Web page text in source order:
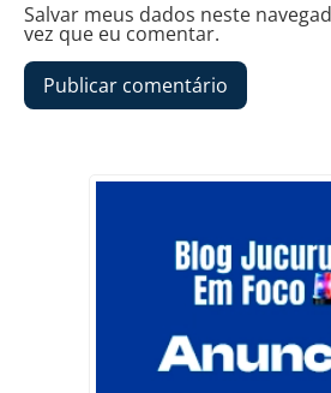
Salvar meus dados neste
vez que eu comentar.